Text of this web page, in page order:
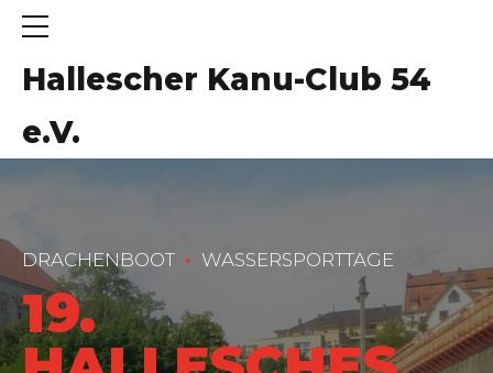
Hallescher Kanu-Club 54
e.V.
DRACHENBOOT WASSERSPORTTAGE
19.